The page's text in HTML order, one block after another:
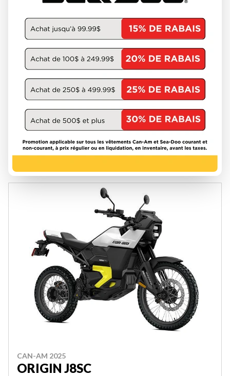
APRILIA 2025
RS457
24590-R
8 849 $
VOIR LES DÉTAILS
CAN-AM 2025
ORIGIN J8SC